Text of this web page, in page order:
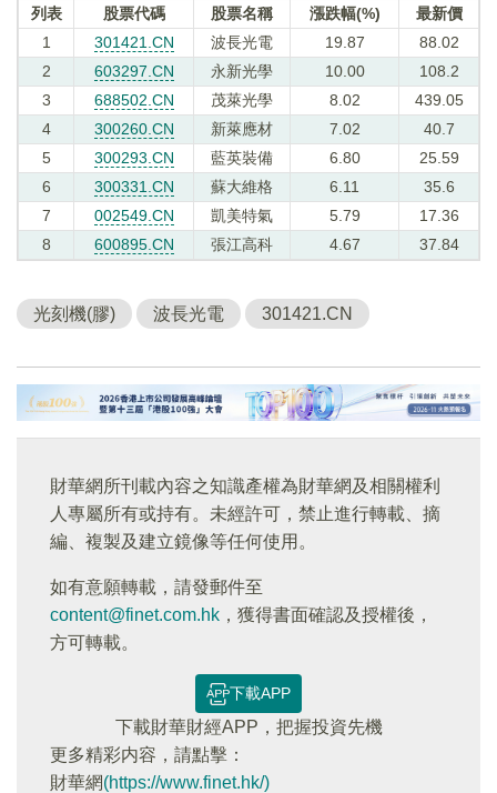
列表 股票代碼 股票名稱 漲跌幅(%)
最新價
1
301421.CN 波長光電 19.87
88.02
2
603297.CN 永新光學 10.00
108.2
3
688502.CN 茂萊光學 8.02
439.05
4
300260.CN 新萊應材 7.02
40.7
5
300293.CN 藍英裝備 6.80
25.59
6
300331.CN 蘇大維格 6.11
35.6
7
002549.CN 凱美特氣 5.79
17.36
8
600895.CN 張江高科 4.67 37.84
光刻機(膠) 波長光電 301421.CN
財華網所刊載內容之知識產權為財華網及相關權利
人專屬所有或持有。未經許可，禁止進行轉載、摘
編、複製及建立鏡像等任何使用。
如有意願轉載，請發郵件至
content@finet.com.hk ，獲得書面確認及授權後，
方可轉載。
下載APP
下載財華財經APP，把握投資先機
更多精彩内容，請點擊：
財華網(https://www.finet.hk/)